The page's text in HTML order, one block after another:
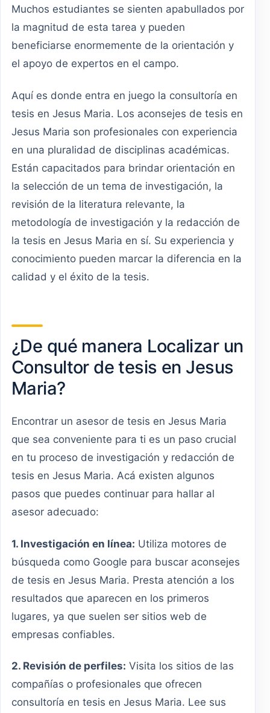
Muchos estudiantes se sienten apabullados por
la magnitud de esta tarea y pueden
beneficiarse enormemente de la orientación y
el apoyo de expertos en el campo.
Aquí es donde entra en juego la consultoría en
tesis en Jesus Maria. Los aconsejes de tesis en
Jesus Maria son profesionales con experiencia
en una pluralidad de disciplinas académicas.
Están capacitados para brindar orientación en
la selección de un tema de investigación, la
revisión de la literatura relevante, la
metodología de investigación y la redacción de
la tesis en Jesus Maria en sí. Su experiencia y
conocimiento pueden marcar la diferencia en la
calidad y el éxito de la tesis.
¿De qué manera Localizar un
Consultor de tesis en Jesus
Maria?
Encontrar un asesor de tesis en Jesus Maria
que sea conveniente para ti es un paso crucial
en tu proceso de investigación y redacción de
tesis en Jesus Maria. Acá existen algunos
pasos que puedes continuar para hallar al
asesor adecuado:
1. Investigación en línea: Utiliza motores de
búsqueda como Google para buscar aconsejes
de tesis en Jesus Maria. Presta atención a los
resultados que aparecen en los primeros
lugares, ya que suelen ser sitios web de
empresas confiables.
2. Revisión de perfiles: Visita los sitios de las
compañías o profesionales que ofrecen
consultoría en tesis en Jesus Maria. Lee sus